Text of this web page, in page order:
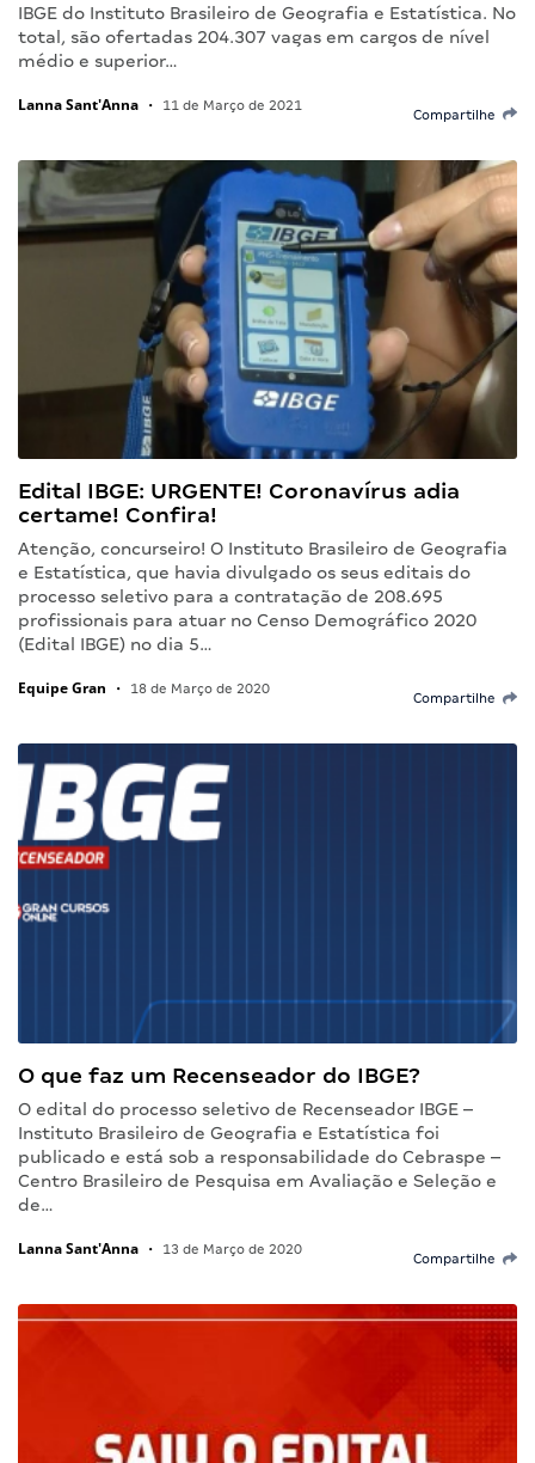
IBGE do Instituto Brasileiro de Geografia e Estatística. No
total, são ofertadas 204.307 vagas em cargos de nível
médio e superior…
Lanna Sant'Anna • 11 de Março de 2021
Compartilhe
Edital IBGE: URGENTE! Coronavírus adia
certame! Confira!
Atenção, concurseiro! O Instituto Brasileiro de Geografia
e Estatística, que havia divulgado os seus editais do
processo seletivo para a contratação de 208.695
profissionais para atuar no Censo Demográfico 2020
(Edital IBGE) no dia 5…
Equipe Gran • 18 de Março de 2020
Compartilhe
O que faz um Recenseador do IBGE?
O edital do processo seletivo de Recenseador IBGE –
Instituto Brasileiro de Geografia e Estatística foi
publicado e está sob a responsabilidade do Cebraspe –
Centro Brasileiro de Pesquisa em Avaliação e Seleção e
de…
Lanna Sant'Anna • 13 de Março de 2020
Compartilhe